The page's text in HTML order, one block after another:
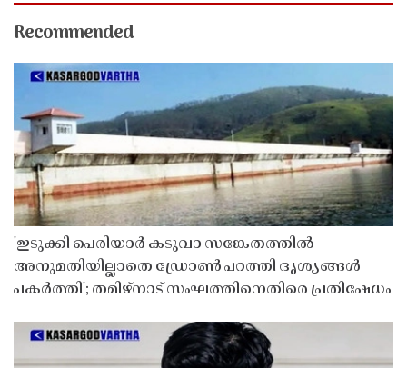
Recommended
'ഇടുക്കി പെരിയാർ കടുവാ സങ്കേതത്തിൽ
അനുമതിയില്ലാതെ ഡ്രോൺ പറത്തി ദൃശ്യങ്ങൾ
പകർത്തി'; തമിഴ്നാട് സംഘത്തിനെതിരെ പ്രതിഷേധം